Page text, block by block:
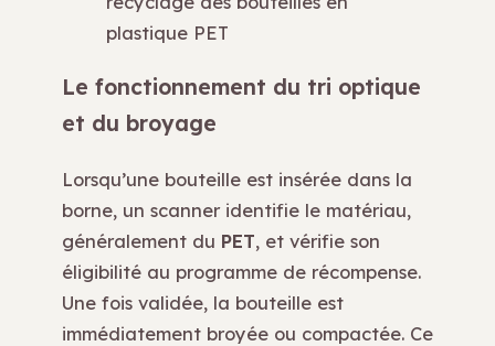
plastique PET
Le fonctionnement du tri optique
et du broyage
Lorsqu’une bouteille est insérée dans la
borne, un scanner identifie le matériau,
généralement du PET, et vérifie son
éligibilité au programme de récompense.
Une fois validée, la bouteille est
immédiatement broyée ou compactée. Ce